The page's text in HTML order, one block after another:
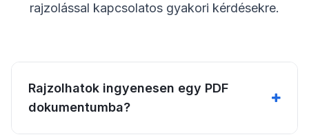
rajzolással kapcsolatos gyakori kérdésekre.
Rajzolhatok ingyenesen egy PDF
dokumentumba?